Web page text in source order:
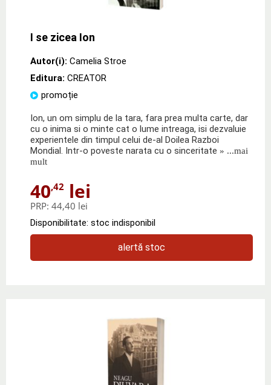
I se zicea Ion
Autor(i): Camelia Stroe
Editura: CREATOR
promoție
Ion, un om simplu de la tara, fara prea multa carte, dar
cu o inima si o minte cat o lume intreaga, isi dezvaluie
experientele din timpul celui de-al Doilea Razboi
Mondial. Intr-o poveste narata cu o sinceritate » ...mai
mult
40,42 lei
PRP: 44,40 lei
Disponibilitate: stoc indisponibil
alertă stoc